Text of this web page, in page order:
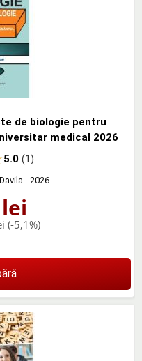
de biologie pentru
medical 2026
5.0(1)
- 2026
lei
(-5,1%)